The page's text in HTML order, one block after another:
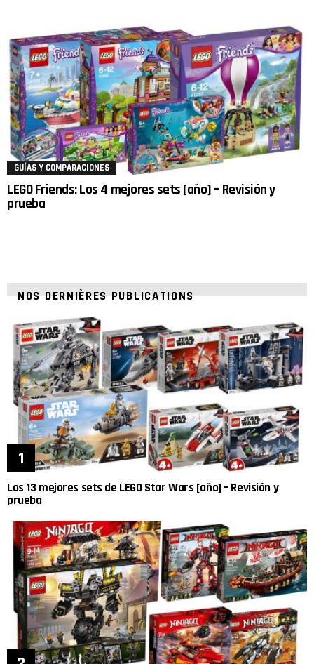
GUÍAS Y COMPARACIONES
LEGO Friends: Los 4 mejores sets [año] – Revisión y
prueba
NOS DERNIÈRES PUBLICATIONS
Los 13 mejores sets de LEGO Star Wars [año] – Revisión y
prueba